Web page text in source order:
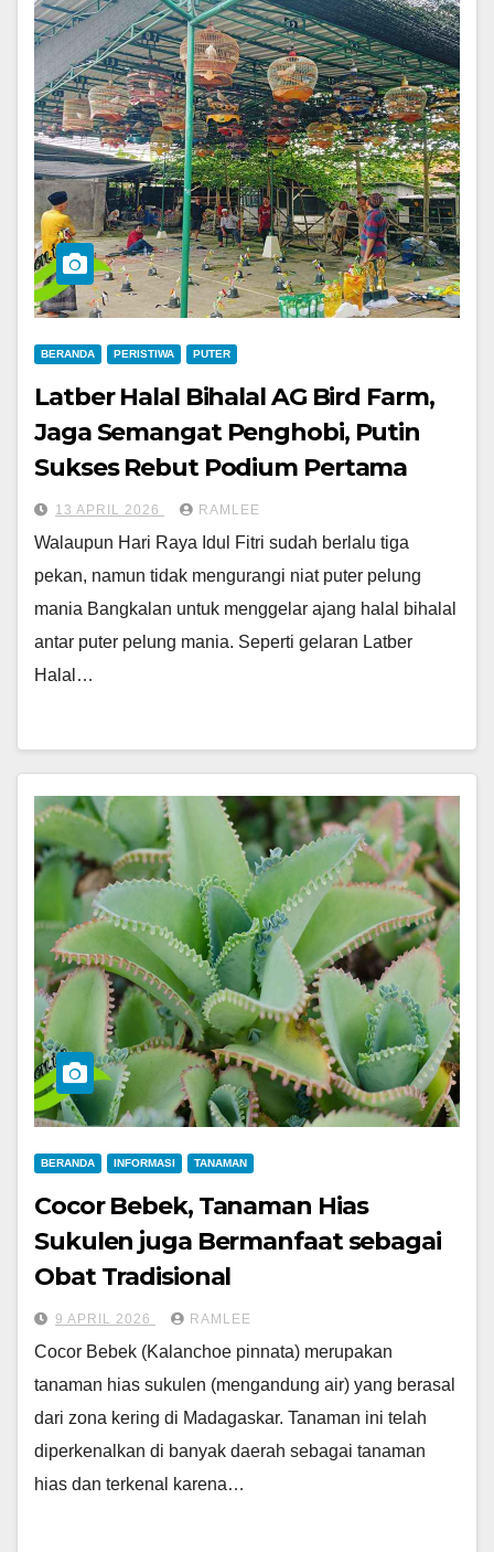
BERANDA PERISTIWA PUTER
Latber Halal Bihalal AG Bird Farm,
Jaga Semangat Penghobi, Putin
Sukses Rebut Podium Pertama
13 APRIL 2026 RAMLEE
Walaupun Hari Raya Idul Fitri sudah berlalu tiga
pekan, namun tidak mengurangi niat puter pelung
mania Bangkalan untuk menggelar ajang halal bihalal
antar puter pelung mania. Seperti gelaran Latber
Halal…
BERANDA INFORMASI TANAMAN
Cocor Bebek, Tanaman Hias
Sukulen juga Bermanfaat sebagai
Obat Tradisional
9 APRIL 2026 RAMLEE
Cocor Bebek (Kalanchoe pinnata) merupakan
tanaman hias sukulen (mengandung air) yang berasal
dari zona kering di Madagaskar. Tanaman ini telah
diperkenalkan di banyak daerah sebagai tanaman
hias dan terkenal karena…